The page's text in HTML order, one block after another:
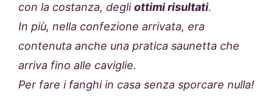
con la costanza, degliottimi risultati.
In più, nella confezione arrivata, era
contenuta anche una pratica saunetta che
arriva fino alle caviglie.
Per fare i fanghi in casa senza sporcare nulla!